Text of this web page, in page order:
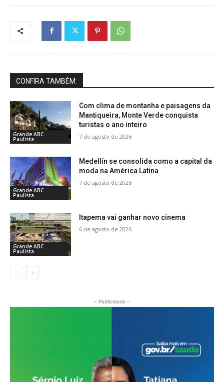
CONFIRA TAMBÉM:
Grande ABC
Paulista
Com clima de montanha e paisagens da
Mantiqueira, Monte Verde conquista
turistas o ano inteiro
7 de agosto de 2026
Grande ABC
Paulista
Medellín se consolida como a capital da
moda na América Latina
7 de agosto de 2026
Grande ABC
Paulista
Itapema vai ganhar novo cinema
6 de agosto de 2026
- Publicidade -